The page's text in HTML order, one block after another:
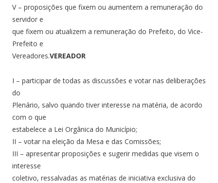
V – proposições que fixem ou aumentem a remuneração do
servidor e
que fixem ou atualizem a remuneração do Prefeito, do Vice-
Prefeito e
Vereadores.VEREADOR
I – participar de todas as discussões e votar nas deliberações
do
Plenário, salvo quando tiver interesse na matéria, de acordo
com o que
estabelece a Lei Orgânica do Município;
II – votar na eleição da Mesa e das Comissões;
III – apresentar proposições e sugerir medidas que visem o
interesse
coletivo, ressalvadas as matérias de iniciativa exclusiva do